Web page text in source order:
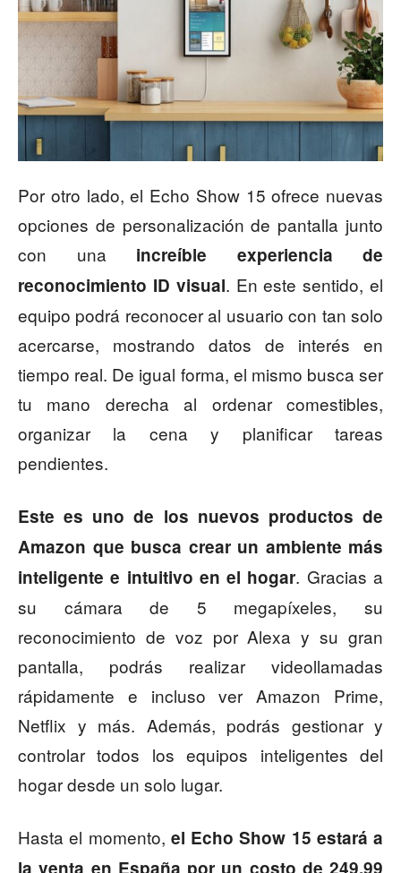
Por otro lado, el Echo Show 15 ofrece nuevas
opciones de personalización de pantalla junto
con una increíble experiencia de
reconocimiento ID visual. En este sentido, el
equipo podrá reconocer al usuario con tan solo
acercarse, mostrando datos de interés en
tiempo real. De igual forma, el mismo busca ser
tu mano derecha al ordenar comestibles,
organizar la cena y planificar tareas
pendientes.
Este es uno de los nuevos productos de
Amazon que busca crear un ambiente más
inteligente e intuitivo en el hogar. Gracias a
su cámara de 5 megapíxeles, su
reconocimiento de voz por Alexa y su gran
pantalla, podrás realizar videollamadas
rápidamente e incluso ver Amazon Prime,
Netflix y más. Además, podrás gestionar y
controlar todos los equipos inteligentes del
hogar desde un solo lugar.
Hasta el momento, el Echo Show 15 estará a
la venta en España por un costo de 249,99